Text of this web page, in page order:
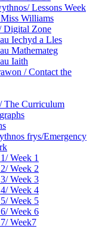
Lessons Week
Williams
Digital Zone
Iechyd a Lles
Mathemateg
Iaith
/ Contact the
Curriculum
frys/Emergency
Week 1
Week 2
Week 3
Week 4
Week 5
Week 6
Week7